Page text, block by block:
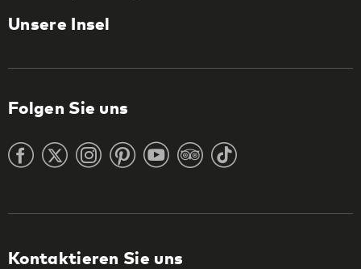
Unsere Insel
Folgen Sie uns
Kontaktieren Sie uns